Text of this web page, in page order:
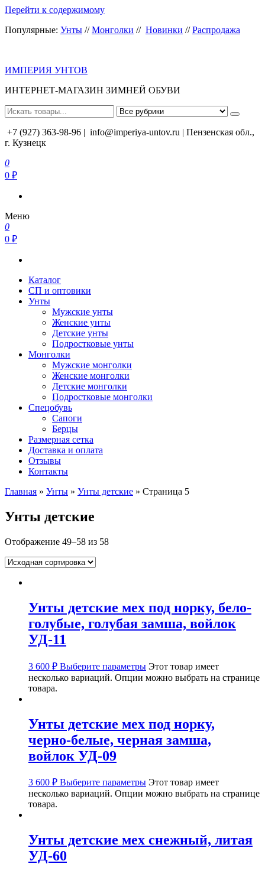
Перейти к содержимому
Популярные: Унты //Монголки // Новинки //Распродажа
ИМПЕРИЯ УНТОВ
ИНТЕРНЕТ-МАГАЗИН ЗИМНЕЙ ОБУВИ
+7 (927) 363-98-96 | info@imperiya-untov.ru | Пензенская обл.,
г. Кузнецк
0
0 ₽
Меню
0
0 ₽
Каталог
СП и оптовики
Унты
Мужские унты
Женские унты
Детские унты
Подростковые унты
Монголки
Мужские монголки
Женские монголки
Детские монголки
Подростковые монголки
Спецобувь
Сапоги
Берцы
Размерная сетка
Доставка и оплата
Отзывы
Контакты
Главная » Унты » Унты детские » Страница 5
Унты детские
Отображение 49–58 из 58
Унты детские мех под норку, бело-
голубые, голубая замша, войлок
УД-11
3 600 ₽ Выберите параметры Этот товар имеет
несколько вариаций. Опции можно выбрать на странице
товара.
Унты детские мех под норку,
черно-белые, черная замша,
войлок УД-09
3 600 ₽ Выберите параметры Этот товар имеет
несколько вариаций. Опции можно выбрать на странице
товара.
Унты детские мех снежный, литая
УД-60